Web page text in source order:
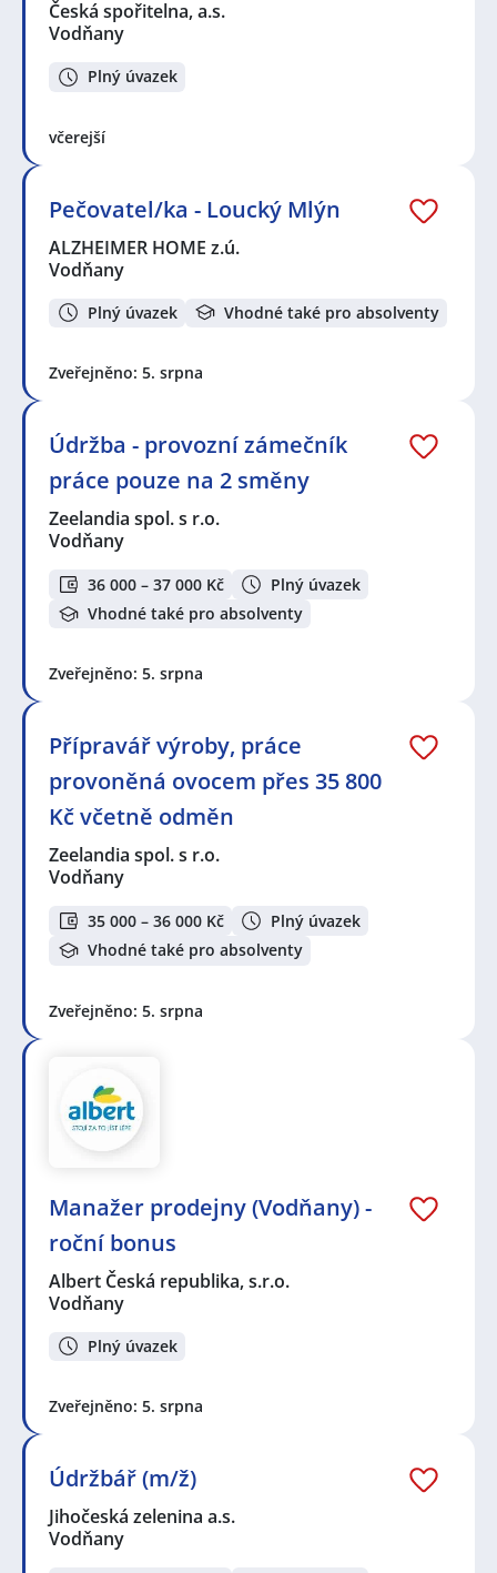
Česká spořitelna, a.s.
Vodňany
Plný úvazek
včerejší
Pečovatel/ka - Loucký Mlýn
ALZHEIMER HOME z.ú.
Vodňany
Plný úvazek Vhodné také pro absolventy
Zveřejněno: 5. srpna
Údržba - provozní zámečník
práce pouze na 2 směny
Zeelandia spol. s r.o.
Vodňany
36 000 – 37 000 Kč
Plný úvazek
Vhodné také pro absolventy
Zveřejněno: 5. srpna
Přípravář výroby, práce
provoněná ovocem přes 35 800
Kč včetně odměn
Zeelandia spol. s r.o.
Vodňany
35 000 – 36 000 Kč
Plný úvazek
Vhodné také pro absolventy
Zveřejněno: 5. srpna
Manažer prodejny (Vodňany) -
roční bonus
Albert Česká republika, s.r.o.
Vodňany
Plný úvazek
Zveřejněno: 5. srpna
Údržbář (m/ž)
Jihočeská zelenina a.s.
Vodňany